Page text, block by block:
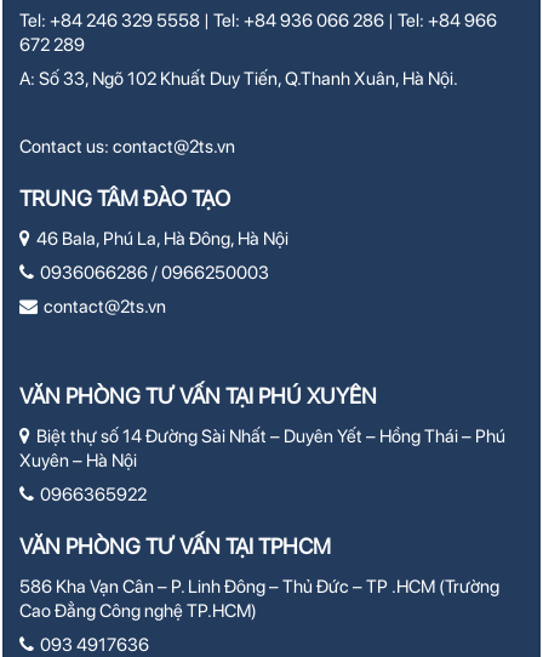
Tel: +84 246 329 5558 | Tel: +84 936 066 286 | Tel: +84 966
672 289
A: Số 33, Ngõ 102 Khuất Duy Tiến, Q.Thanh Xuân, Hà Nội.
Contact us:contact@2ts.vn
TRUNG TÂM ĐÀO TẠO
46 Bala, Phú La, Hà Đông, Hà Nội
0936066286 / 0966250003
contact@2ts.vn
VĂN PHÒNG TƯ VẤN TẠI PHÚ XUYÊN
Biệt thự số 14 Đường Sài Nhất – Duyên Yết – Hồng Thái – Phú
Xuyên – Hà Nội
0966365922
VĂN PHÒNG TƯ VẤN TẠI TPHCM
586 Kha Vạn Cân – P. Linh Đông – Thủ Đức – TP .HCM (Trường
Cao Đẳng Công nghệ TP.HCM)
093 4917636